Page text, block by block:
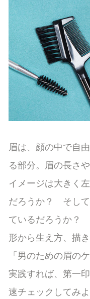
眉は、顔の中で自
る部分。眉の長さ
イメージは大きく
だろうか？ そして
ているだろうか？
形から生え方、描
「男のための眉の
実践すれば、第一
速チェックしてみよ